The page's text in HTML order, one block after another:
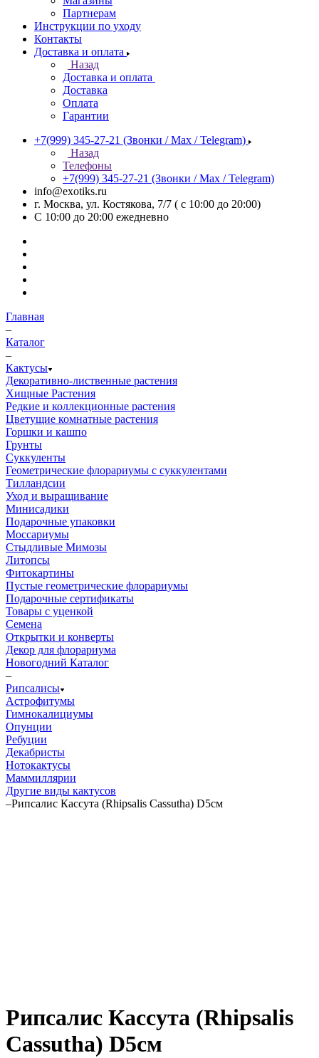
Партнерам
Инструкции по уходу
Контакты
Доставка и оплата
Назад
Доставка и оплата
Доставка
Оплата
Гарантии
+7(999) 345-27-21 (Звонки / Max / Telegram)
Назад
Телефоны
+7(999) 345-27-21 (Звонки / Max / Telegram)
info@exotiks.ru
г. Москва, ул. Костякова, 7/7 ( с 10:00 до 20:00)
С 10:00 до 20:00 ежедневно
Главная
–
Каталог
–
Кактусы
Декоративно-лиственные растения
Хищные Растения
Редкие и коллекционные растения
Цветущие комнатные растения
Горшки и кашпо
Грунты
Суккуленты
Геометрические флорариумы с суккулентами
Тилландсии
Уход и выращивание
Минисадики
Подарочные упаковки
Моссариумы
Стыдливые Мимозы
Литопсы
Фитокартины
Пустые геометрические флорариумы
Подарочные сертификаты
Товары с уценкой
Семена
Открытки и конверты
Декор для флорариума
Новогодний Каталог
–
Рипсалисы
Астрофитумы
Гимнокалициумы
Опунции
Ребуции
Декабристы
Нотокактусы
Маммиллярии
Другие виды кактусов
–Рипсалис Кассута (Rhipsalis Cassutha) D5см
Рипсалис Кассута (Rhipsalis
Cassutha) D5см